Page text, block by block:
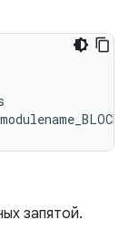
запятой.